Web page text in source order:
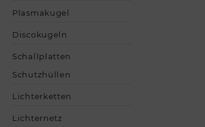
Plasmakugel
Discokugeln
Schallplatten
Schutzhüllen
Lichterketten
Lichternetz